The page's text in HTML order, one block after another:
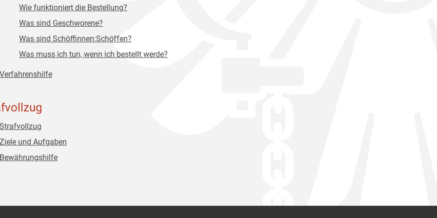
Wie funktioniert die Bestellung?
Was sind Geschworene?
Was sind Schöffinnen:Schöffen?
Was muss ich tun, wenn ich bestellt werde?
Verfahrenshilfe
Strafvollzug
Ziele und Aufgaben
Bewährungshilfe